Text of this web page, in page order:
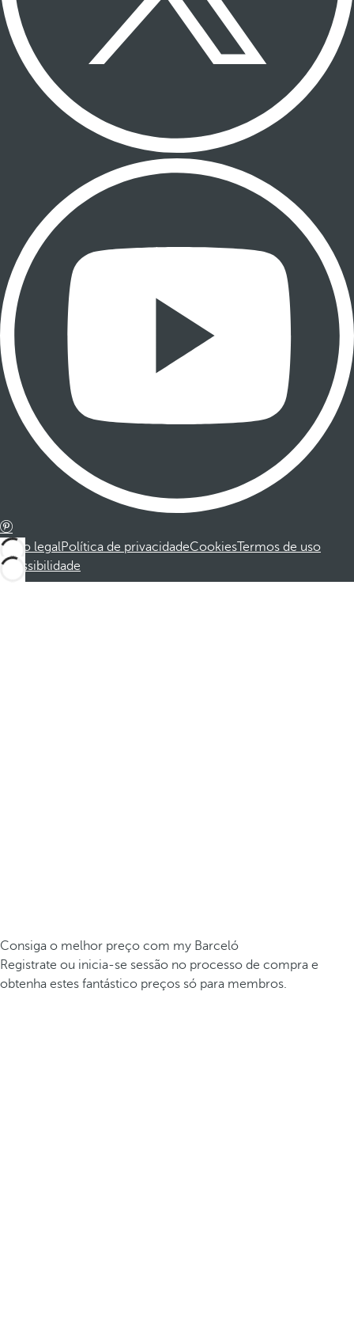
Aviso legalPolítica de privacidadeCookiesTermos de uso
Acessibilidade
Consiga o melhor preço com my Barceló
Registrate ou inicia-se sessão no processo de compra e
obtenha estes fantástico preços só para membros.